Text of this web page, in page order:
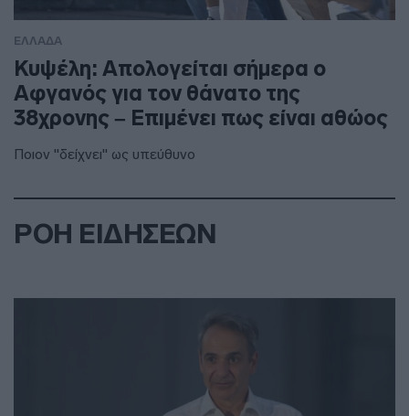
ΕΛΛΑΔΑ
Κυψέλη: Απολογείται σήμερα ο
Αφγανός για τον θάνατο της
38χρονης – Επιμένει πως είναι αθώος
Ποιον "δείχνει" ως υπεύθυνο
ΡΟΗ ΕΙΔΗΣΕΩΝ